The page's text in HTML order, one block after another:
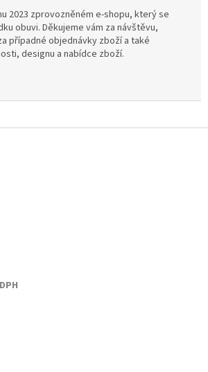
2023 zprovozněném e-shopu, který se
obuvi. Děkujeme vám za návštěvu,
případné objednávky zboží a také
designu a nabídce zboží.